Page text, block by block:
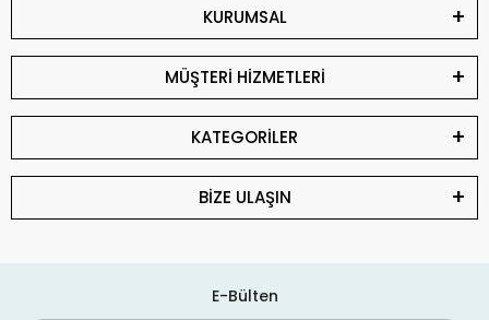
KURUMSAL
MÜŞTERİ HİZMETLERİ
KATEGORİLER
BİZE ULAŞIN
E-Bülten